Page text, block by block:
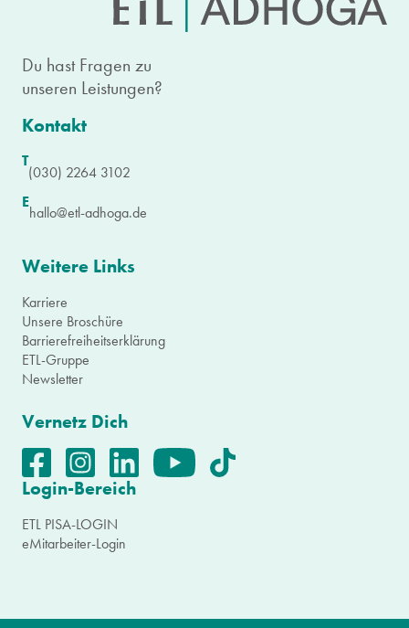
Du hast Fragen zu
unseren Leistungen?
Kontakt
T
(030) 2264 3102
E
hallo@etl-adhoga.de
Weitere Links
Karriere
Unsere Broschüre
Barrierefreiheitserklärung
ETL-Gruppe
Newsletter
Vernetz Dich
Login-Bereich
ETL PISA-LOGIN
eMitarbeiter-Login